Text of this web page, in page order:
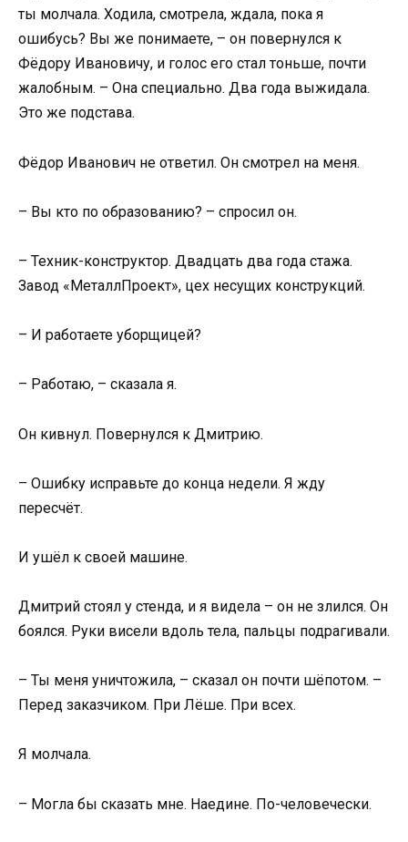
ты молчала. Ходила, смотрела, ждала, пока я
ошибусь? Вы же понимаете, – он повернулся к
Фёдору Ивановичу, и голос его стал тоньше, почти
жалобным. – Она специально. Два года выжидала.
Это же подстава.
Фёдор Иванович не ответил. Он смотрел на меня.
– Вы кто по образованию? – спросил он.
– Техник-конструктор. Двадцать два года стажа.
Завод «МеталлПроект», цех несущих конструкций.
– И работаете уборщицей?
– Работаю, – сказала я.
Он кивнул. Повернулся к Дмитрию.
– Ошибку исправьте до конца недели. Я жду
пересчёт.
И ушёл к своей машине.
Дмитрий стоял у стенда, и я видела – он не злился. Он
боялся. Руки висели вдоль тела, пальцы подрагивали.
– Ты меня уничтожила, – сказал он почти шёпотом. –
Перед заказчиком. При Лёше. При всех.
Я молчала.
– Могла бы сказать мне. Наедине. По-человечески.